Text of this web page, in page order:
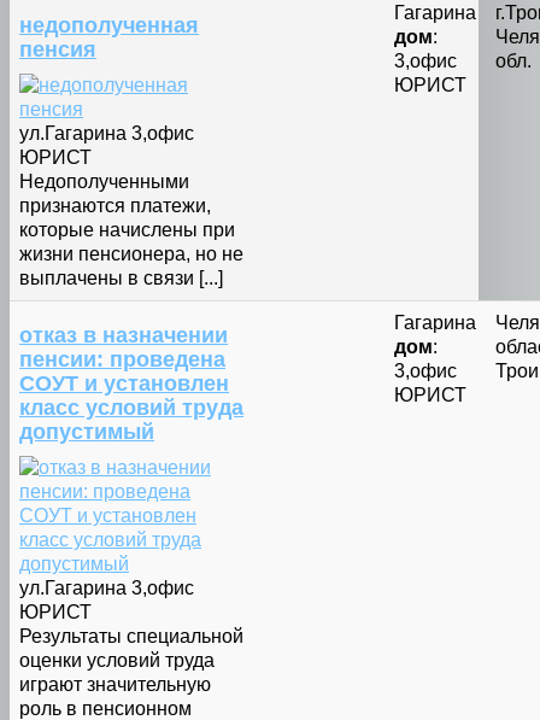
недополученная
пенсия
ул.Гагарина 3,офис
ЮРИСТ
Недополученными
признаются платежи,
которые начислены при
жизни пенсионера, но не
выплачены в связи [...]
Гагарина
дом:
3,офис
ЮРИСТ
обл.
отказ в назначении
пенсии: проведена
СОУТ и установлен
класс условий труда
допустимый
ул.Гагарина 3,офис
ЮРИСТ
Результаты специальной
оценки условий труда
играют значительную
роль в пенсионном
Гагарина
дом:
3,офис
ЮРИСТ